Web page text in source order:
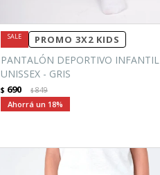
PROMO 3X2 KIDS
PANTALÓN DEPORTIVO INFANTIL
UNISSEX - GRIS
$ 690 $849
18